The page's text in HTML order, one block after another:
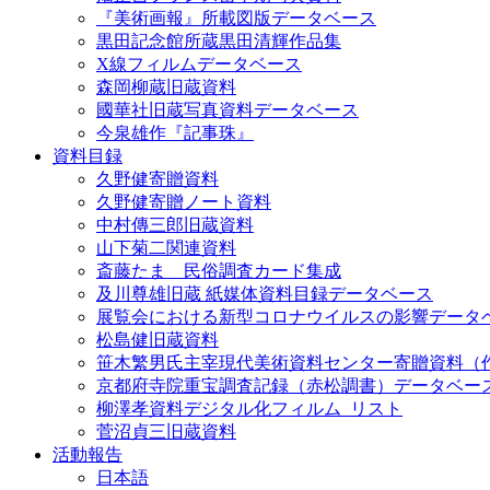
『美術画報』所載図版データベース
黒田記念館所蔵黒田清輝作品集
X線フィルムデータベース
森岡柳蔵旧蔵資料
國華社旧蔵写真資料データベース
今泉雄作『記事珠』
資料目録
久野健寄贈資料
久野健寄贈ノート資料
中村傳三郎旧蔵資料
山下菊二関連資料
斎藤たま 民俗調査カード集成
及川尊雄旧蔵 紙媒体資料目録データベース
展覧会における新型コロナウイルスの影響データ
松島健旧蔵資料
笹木繁男氏主宰現代美術資料センター寄贈資料（
京都府寺院重宝調査記録（赤松調書）データベー
柳澤孝資料デジタル化フィルム_リスト
菅沼貞三旧蔵資料
活動報告
日本語